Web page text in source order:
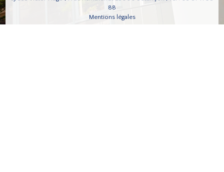
88
Mentions légales